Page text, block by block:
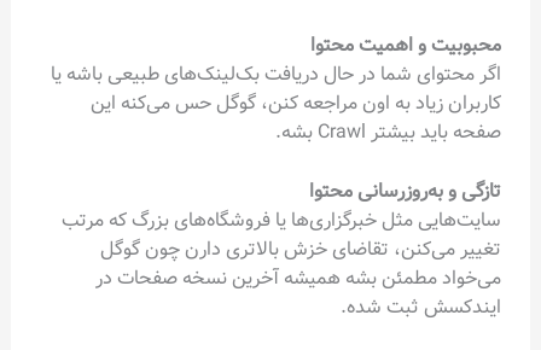
محبوبیت و اهمیت محتوا
اگر محتوای شما در حال دریافت بک‌لینک‌های طبیعی باشه یا
کاربران زیاد به اون مراجعه کنن، گوگل حس می‌کنه این
صفحه باید بیشتر Crawl بشه.
تازگی و به‌روزرسانی محتوا
سایت‌هایی مثل خبرگزاری‌ها یا فروشگاه‌های بزرگ که مرتب
تغییر می‌کنن، تقاضای خزش بالاتری دارن چون گوگل
می‌خواد مطمئن بشه همیشه آخرین نسخه صفحات در
ایندکسش ثبت شده.